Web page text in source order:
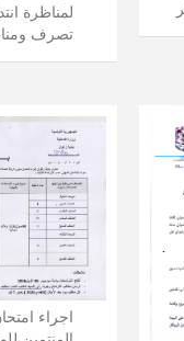
تصرف
اجراء